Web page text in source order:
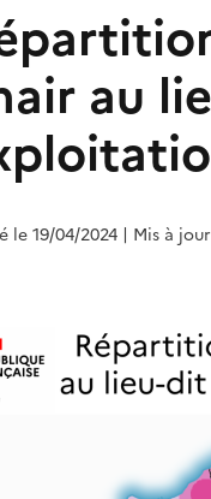
au
le 19/04/2024 | Mis à